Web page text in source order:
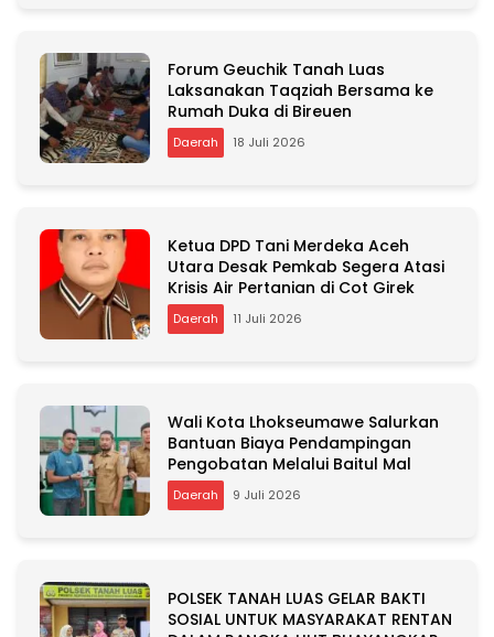
Forum Geuchik Tanah Luas
Laksanakan Taqziah Bersama ke
Rumah Duka di Bireuen
Daerah 18 Juli 2026
Ketua DPD Tani Merdeka Aceh
Utara Desak Pemkab Segera Atasi
Krisis Air Pertanian di Cot Girek
Daerah 11 Juli 2026
Wali Kota Lhokseumawe Salurkan
Bantuan Biaya Pendampingan
Pengobatan Melalui Baitul Mal
Daerah 9 Juli 2026
POLSEK TANAH LUAS GELAR BAKTI
SOSIAL UNTUK MASYARAKAT RENTAN